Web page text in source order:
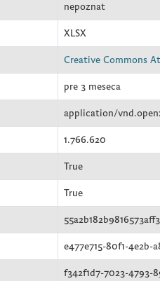
nepoznat
XLSX
Creative Commons
pre 3 meseca
application/
1.766.620
True
True
e477e715-80f1-4e2b-
f342f1d7-7023-4793-